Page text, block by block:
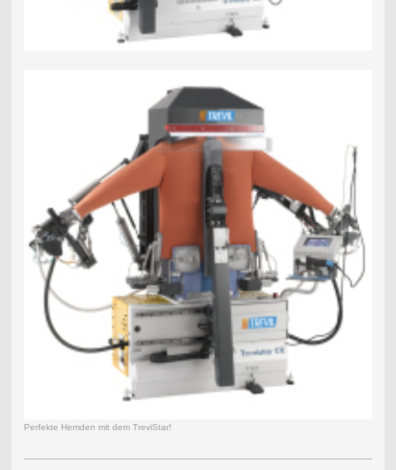
Perfekte Hemden mit dem TreviStar!